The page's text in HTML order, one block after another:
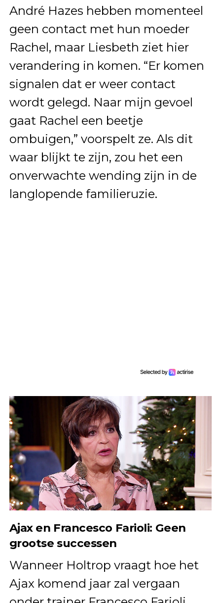
André Hazes hebben momenteel
geen contact met hun moeder
Rachel, maar Liesbeth ziet hier
verandering in komen. “Er komen
signalen dat er weer contact
wordt gelegd. Naar mijn gevoel
gaat Rachel een beetje
ombuigen,” voorspelt ze. Als dit
waar blijkt te zijn, zou het een
onverwachte wending zijn in de
langlopende familieruzie.
Ajax en Francesco Farioli: Geen
grootse successen
Wanneer Holtrop vraagt hoe het
Ajax komend jaar zal vergaan